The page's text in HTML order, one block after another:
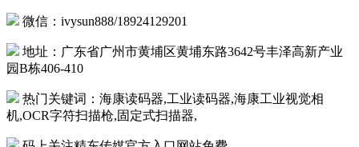
微信：ivysun888/18924129201
地址：广东省广州市黄埔区黄埔东路3642号丰泽高新产业
园B栋406-410
热门关键词：海康读码器,工业读码器,海康工业视觉相
机,OCR字符扫描枪,固定式扫描器,